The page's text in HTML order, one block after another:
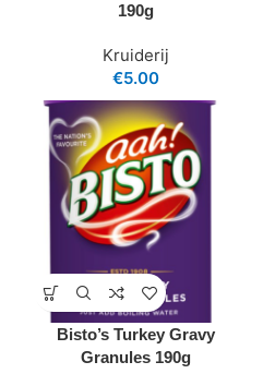
190g
Kruiderij
€5.00
Bisto’s Turkey Gravy
Granules 190g